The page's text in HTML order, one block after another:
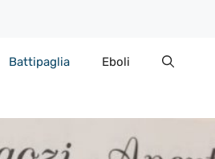
Battipaglia Eboli